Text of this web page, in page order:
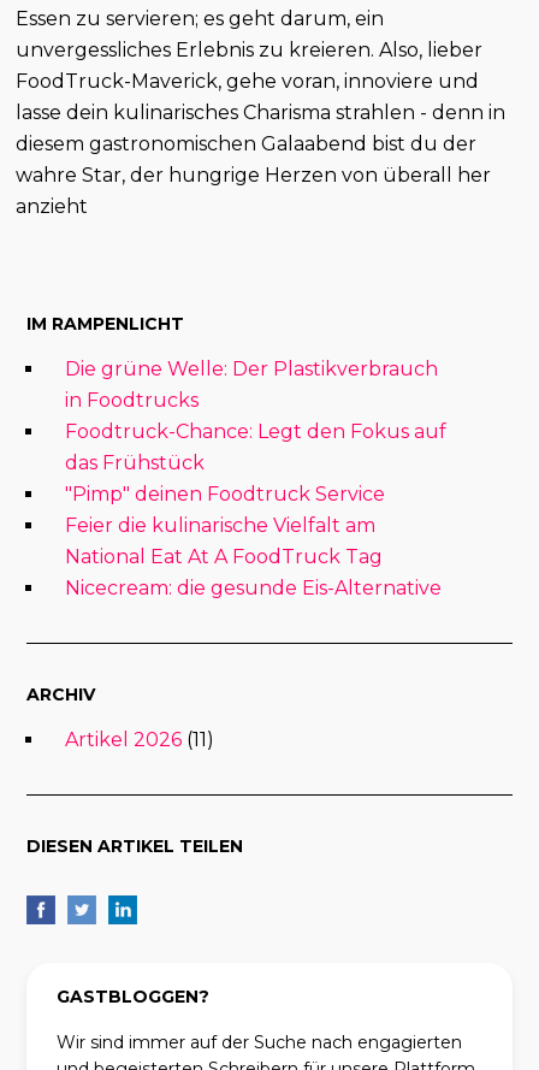
Essen zu servieren; es geht darum, ein
unvergessliches Erlebnis zu kreieren. Also, lieber
FoodTruck-Maverick, gehe voran, innoviere und
lasse dein kulinarisches Charisma strahlen - denn in
diesem gastronomischen Galaabend bist du der
wahre Star, der hungrige Herzen von überall her
anzieht
IM RAMPENLICHT
Die grüne Welle: Der Plastikverbrauch
in Foodtrucks
Foodtruck-Chance: Legt den Fokus auf
das Frühstück
"Pimp" deinen Foodtruck Service
Feier die kulinarische Vielfalt am
National Eat At A FoodTruck Tag
Nicecream: die gesunde Eis-Alternative
ARCHIV
Artikel 2026 (11)
DIESEN ARTIKEL TEILEN
GASTBLOGGEN?
Wir sind immer auf der Suche nach engagierten